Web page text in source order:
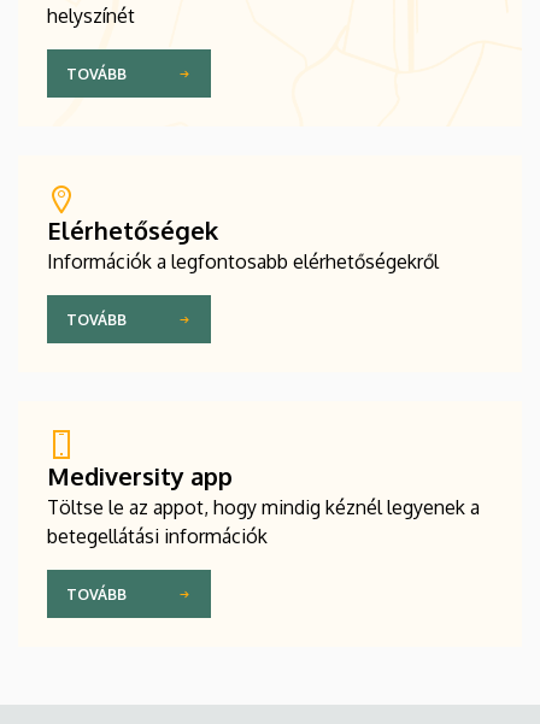
helyszínét
TOVÁBB
Elérhetőségek
Információk a legfontosabb elérhetőségekről
TOVÁBB
Mediversity app
Töltse le az appot, hogy mindig kéznél legyenek a
betegellátási információk
TOVÁBB